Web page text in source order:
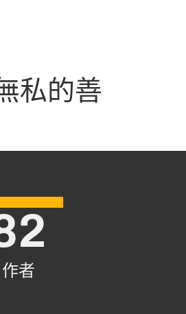
私的善
作者